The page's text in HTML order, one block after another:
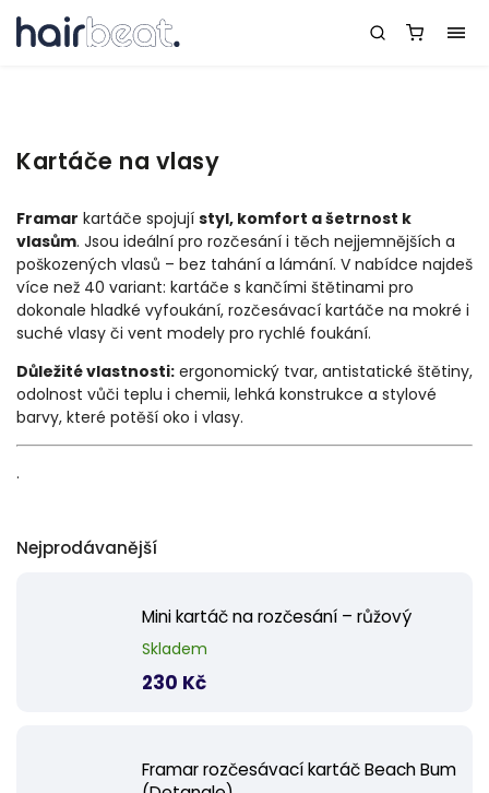
Kartáče na vlasy
Framar kartáče spojují styl, komfort a šetrnost k
vlasům. Jsou ideální pro rozčesání i těch nejjemnějších a
poškozených vlasů – bez tahání a lámání. V nabídce najdeš
více než 40 variant: kartáče s kančími štětinami pro
dokonale hladké vyfoukání, rozčesávací kartáče na mokré i
suché vlasy či vent modely pro rychlé foukání.
Důležité vlastnosti: ergonomický tvar, antistatické štětiny,
odolnost vůči teplu i chemii, lehká konstrukce a stylové
barvy, které potěší oko i vlasy.
.
Nejprodávanější
Mini kartáč na rozčesání – růžový
Skladem
230 Kč
Framar rozčesávací kartáč Beach Bum